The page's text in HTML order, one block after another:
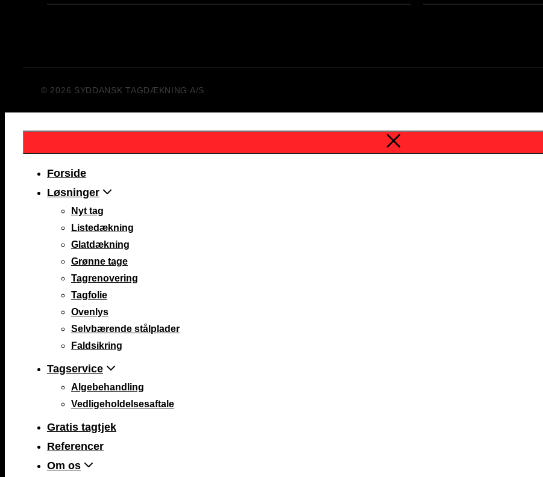
© 2026 SYDDANSK TAGDÆKNING A/S
Forside
Løsninger
Nyt tag
Listedækning
Glatdækning
Grønne tage
Tagrenovering
Tagfolie
Ovenlys
Selvbærende stålplader
Faldsikring
Tagservice
Algebehandling
Vedligeholdelsesaftale
Gratis tagtjek
Referencer
Om os